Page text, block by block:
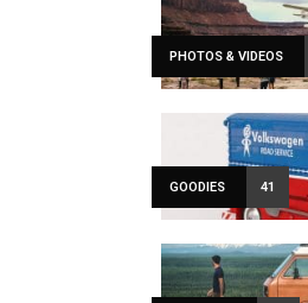
PHOTOS & VIDEOS
GOODIES 41